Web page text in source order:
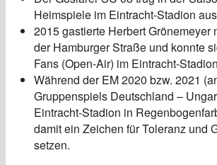
Heimspiele im Eintracht-Stadion
2015 gastierte Herbert Grönemeyer
der Hamburger Straße und konnte
Fans (Open-Air) im Eintracht-
Während der EM 2020 bzw. 2021
Gruppenspiels Deutschland –
Eintracht-Stadion in
damit ein Zeichen für Toleranz und
setzen.